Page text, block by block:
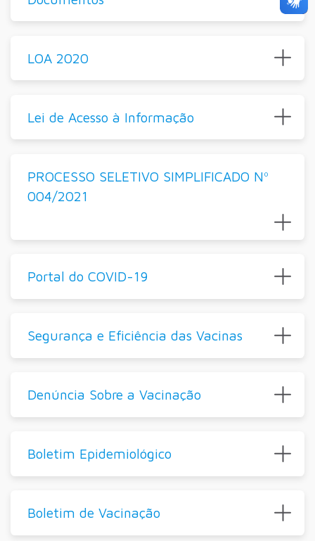
LOA 2020
Lei de Acesso à Informação
PROCESSO SELETIVO SIMPLIFICADO Nº
004/2021
Portal do COVID-19
Segurança e Eficiência das Vacinas
Denúncia Sobre a Vacinação
Boletim Epidemiológico
Boletim de Vacinação